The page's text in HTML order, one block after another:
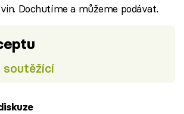
Dochutíme a můžeme podávat.
soutěžící